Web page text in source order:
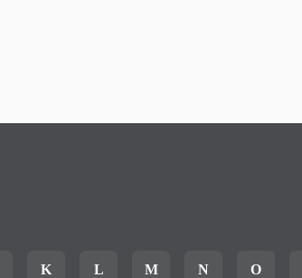
K L M N O